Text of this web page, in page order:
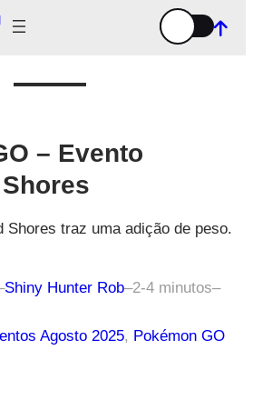
– Evento
Shores traz uma adição de peso.
Shiny Hunter Rob–2-4 minutos–
Agosto 2025, Pokémon GO